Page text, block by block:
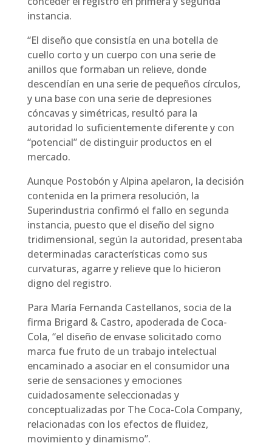
instancia.
“El diseño que consistía en una botella de
cuello corto y un cuerpo con una serie de
anillos que formaban un relieve, donde
descendían en una serie de pequeños círculos,
y una base con una serie de depresiones
cóncavas y simétricas, resultó para la
autoridad lo suficientemente diferente y con
“potencial” de distinguir productos en el
mercado.
Aunque Postobón y Alpina apelaron, la decisión
contenida en la primera resolución, la
Superindustria confirmó el fallo en segunda
instancia, puesto que el diseño del signo
tridimensional, según la autoridad, presentaba
determinadas características como sus
curvaturas, agarre y relieve que lo hicieron
digno del registro.
Para María Fernanda Castellanos, socia de la
firma Brigard & Castro, apoderada de Coca-
Cola, “el diseño de envase solicitado como
marca fue fruto de un trabajo intelectual
encaminado a asociar en el consumidor una
serie de sensaciones y emociones
cuidadosamente seleccionadas y
conceptualizadas por The Coca-Cola Company,
relacionadas con los efectos de fluidez,
movimiento y dinamismo”.